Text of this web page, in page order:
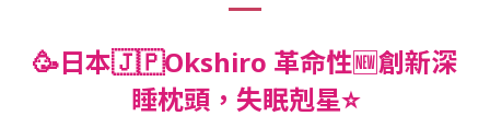
🥳日本🇯🇵Okshiro 革命性🆕創新深
睡枕頭，失眠剋星⭐️